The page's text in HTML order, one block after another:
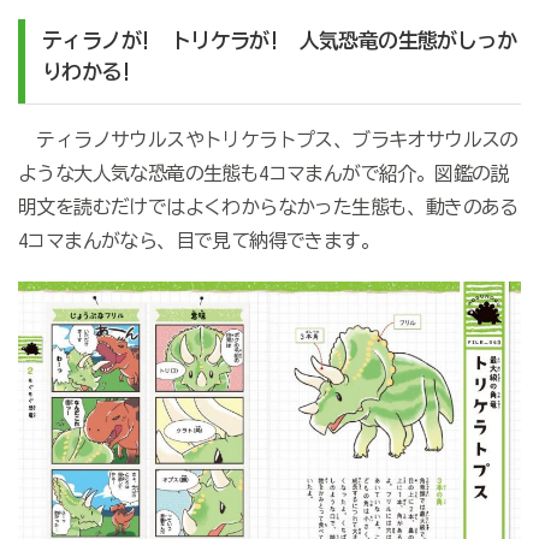
ティラノが! トリケラが! 人気恐竜の生態がしっか
りわかる!
ティラノサウルスやトリケラトプス、ブラキオサウルスの
ような大人気な恐竜の生態も4コマまんがで紹介。図鑑の説
明文を読むだけではよくわからなかった生態も、動きのある
4コマまんがなら、目で見て納得できます。